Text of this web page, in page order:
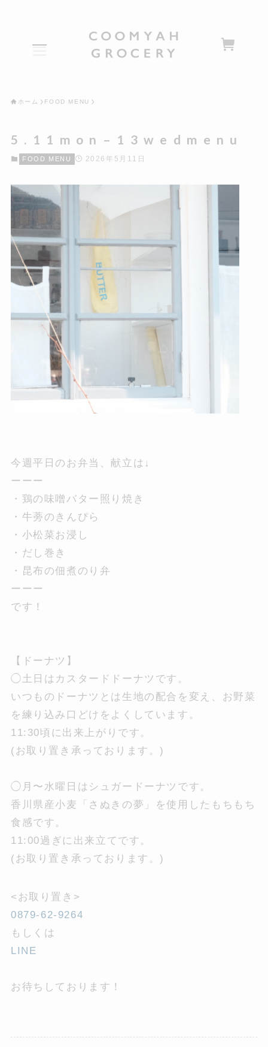
NEWS
SHOP
EAT/DRINK
GROCERIES
ONLINE SHOP
instagram
LINE
ホーム FOOD MENU
5 . 1 1 m o n – 1 3 w e d m e n u
FOOD MENU 2026年5月11日
今週平日のお弁当、献立は↓
ーーー
・鶏の味噌バター照り焼き
・牛蒡のきんぴら
・小松菜お浸し
・だし巻き
・昆布の佃煮のり弁
ーーー
です！
【ドーナツ】
◯土日はカスタードドーナツです。
いつものドーナツとは生地の配合を変え、お野菜
を練り込み口どけをよくしています。
11:30頃に出来上がりです。
(お取り置き承っております。)
◯月〜水曜日はシュガードーナツです。
香川県産小麦「さぬきの夢」を使用したもちもち
食感です。
11:00過ぎに出来立てです。
(お取り置き承っております。)
<お取り置き>
0879-62-9264
もしくは
LINE
お待ちしております！